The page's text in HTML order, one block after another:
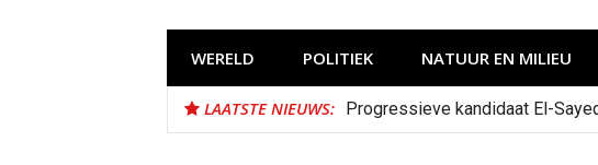
WERELD POLITIEK NATUUR EN MILIEU
LAATSTE NIEUWS: Progressieve kandidaat El-